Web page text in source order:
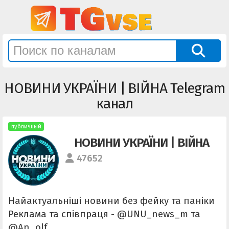
НОВИНИ УКРАЇНИ | ВІЙНА Telegram
канал
публичный
НОВИНИ УКРАЇНИ | ВІЙНА
47652
Найактуальніші новини без фейку та паніки
Реклама та співпраця - @UNU_news_m та